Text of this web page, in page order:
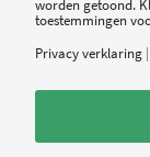
worden getoond.
toestemmingen
Privacy verklaring |